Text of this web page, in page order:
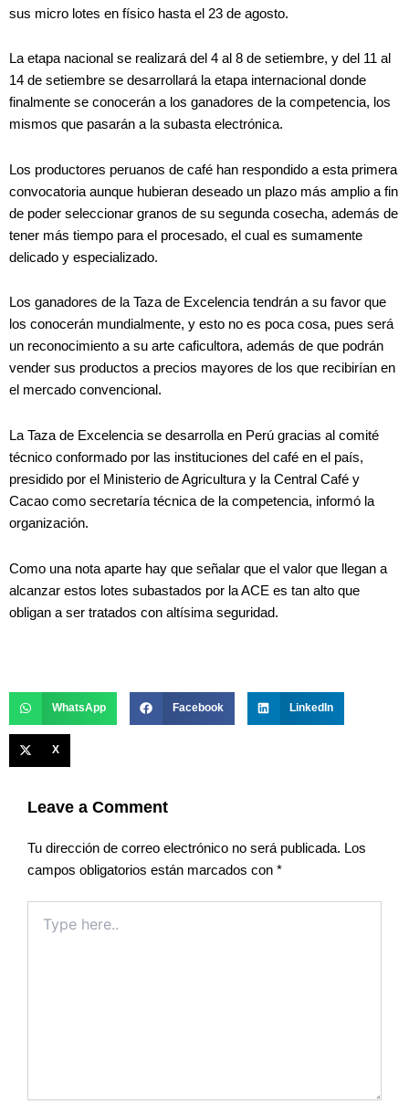
sus micro lotes en físico hasta el 23 de agosto.
La etapa nacional se realizará del 4 al 8 de setiembre, y del 11 al
14 de setiembre se desarrollará la etapa internacional donde
finalmente se conocerán a los ganadores de la competencia, los
mismos que pasarán a la subasta electrónica.
Los productores peruanos de café han respondido a esta primera
convocatoria aunque hubieran deseado un plazo más amplio a fin
de poder seleccionar granos de su segunda cosecha, además de
tener más tiempo para el procesado, el cual es sumamente
delicado y especializado.
Los ganadores de la Taza de Excelencia tendrán a su favor que
los conocerán mundialmente, y esto no es poca cosa, pues será
un reconocimiento a su arte caficultora, además de que podrán
vender sus productos a precios mayores de los que recibirían en
el mercado convencional.
La Taza de Excelencia se desarrolla en Perú gracias al comité
técnico conformado por las instituciones del café en el país,
presidido por el Ministerio de Agricultura y la Central Café y
Cacao como secretaría técnica de la competencia, informó la
organización.
Como una nota aparte hay que señalar que el valor que llegan a
alcanzar estos lotes subastados por la ACE es tan alto que
obligan a ser tratados con altísima seguridad.
WhatsApp Facebook LinkedIn
X
Leave a Comment
Tu dirección de correo electrónico no será publicada. Los
campos obligatorios están marcados con *
here..